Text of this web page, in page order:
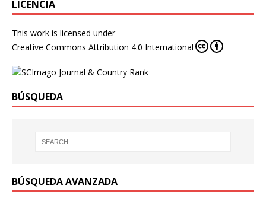
LICENCIA
This work is licensed under
Creative Commons Attribution 4.0 International
BÚSQUEDA
BÚSQUEDA AVANZADA